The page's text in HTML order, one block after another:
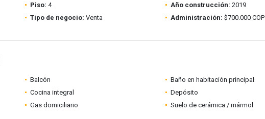
Piso: 4 Año construcción: 2019
Tipo de negocio: Venta Administración: $700.000 COP
Balcón
Baño en habitación principal
Cocina integral
Depósito
Gas domiciliario
Suelo de cerámica / mármol